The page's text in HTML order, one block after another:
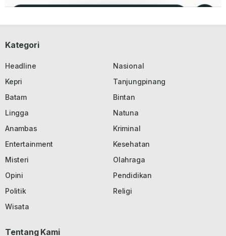
Kategori
Headline
Nasional
Kepri
Tanjungpinang
Batam
Bintan
Lingga
Natuna
Anambas
Kriminal
Entertainment
Kesehatan
Misteri
Olahraga
Opini
Pendidikan
Politik
Religi
Wisata
Tentang Kami